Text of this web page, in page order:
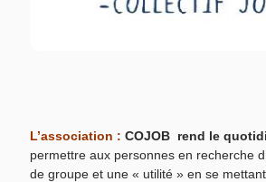
L’association : COJOB rend le
permettre aux personnes en recherche
de groupe et une « utilité » en se